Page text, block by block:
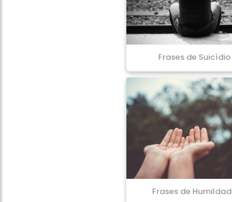
Frases de Suicídio
Frases de